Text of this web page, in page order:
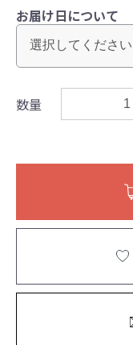
お届け日について
数量